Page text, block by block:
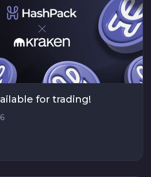
for trading!